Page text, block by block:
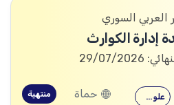
العربي السوري
الكوارث
07/2026
علوم البيئة حماة منتهية